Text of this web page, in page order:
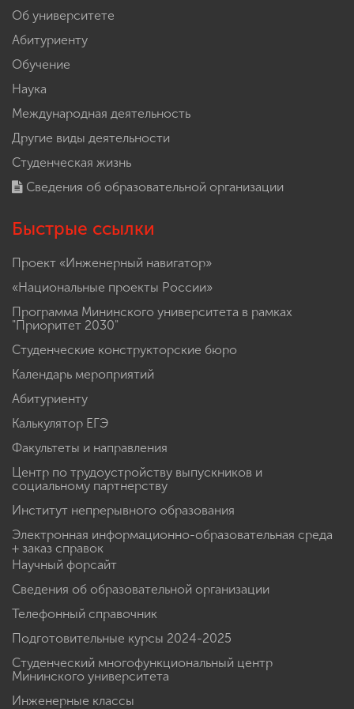
Об университете
Абитуриенту
Обучение
Наука
Международная деятельность
Другие виды деятельности
Студенческая жизнь
Сведения об образовательной организации
Быстрые ссылки
Проект «Инженерный навигатор»
«Национальные проекты России»
Программа Мининского университета в рамках
"Приоритет 2030"
Студенческие конструкторские бюро
Календарь мероприятий
Абитуриенту
Калькулятор ЕГЭ
Факультеты и направления
Центр по трудоустройству выпускников и
социальному партнерству
Институт непрерывного образования
Электронная информационно-образовательная среда
+ заказ справок
Научный форсайт
Сведения об образовательной организации
Телефонный справочник
Подготовительные курсы 2024-2025
Студенческий многофункциональный центр
Мининского университета
Инженерные классы